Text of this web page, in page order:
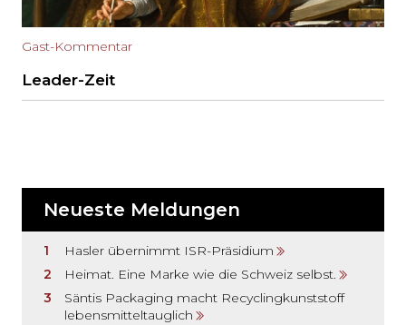
Gast-Kommentar
Leader-Zeit
Neueste Meldungen
Hasler übernimmt ISR-Präsidium
Heimat. Eine Marke wie die Schweiz selbst.
Säntis Packaging macht Recyclingkunststoff
lebensmitteltauglich